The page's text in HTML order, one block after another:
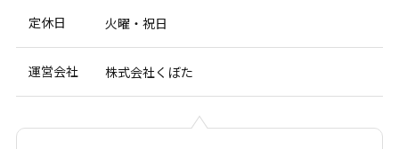
定休日 火曜・祝日
運営会社 株式会社くぼた